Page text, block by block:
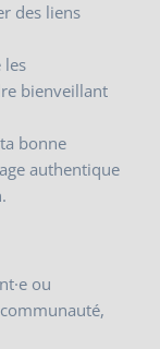
des liens
les
bienveillant
bonne
authentique
ou